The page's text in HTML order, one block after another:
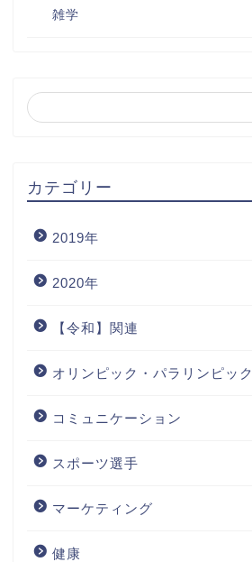
雑学
カテゴリー
2019年
2020年
【令和】関連
オリンピック・パラリンピック
コミュニケーション
スポーツ選手
マーケティング
健康